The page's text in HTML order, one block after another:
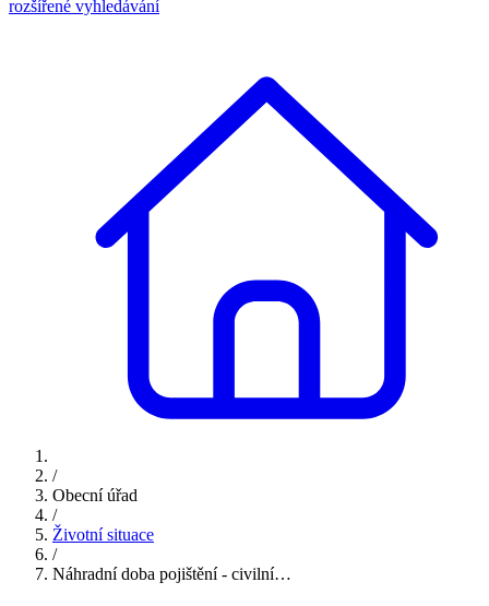
rozšířené vyhledávání
/
Obecní úřad
/
Životní situace
/
Náhradní doba pojištění - civilní…